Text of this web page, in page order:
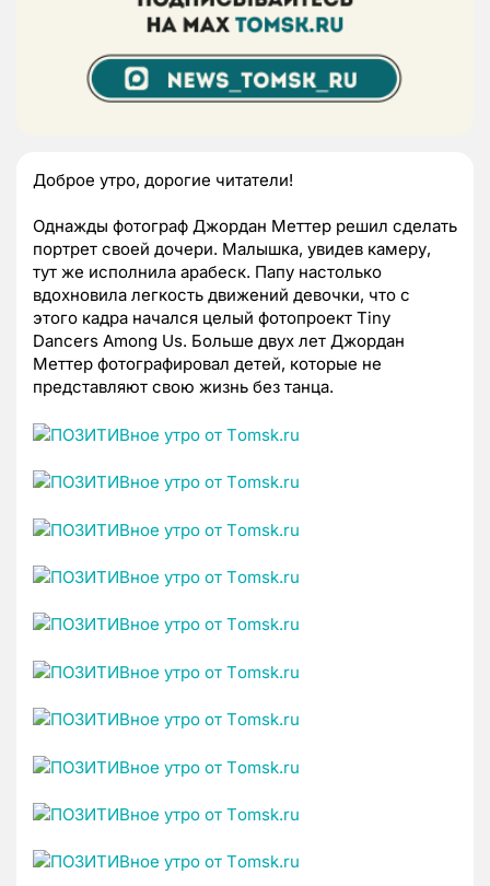
Доброе утро, дорогие читатели!
Однажды фотограф Джордан Меттер решил сделать
портрет своей дочери. Малышка, увидев камеру,
тут же исполнила арабеск. Папу настолько
вдохновила легкость движений девочки, что с
этого кадра начался целый фотопроект Tiny
Dancers Among Us. Больше двух лет Джордан
Меттер фотографировал детей, которые не
представляют свою жизнь без танца.